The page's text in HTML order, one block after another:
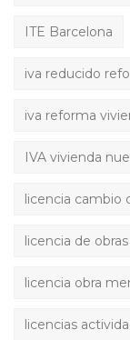
ITE Barcelona
iva reducido
iva reforma
IVA vivienda
licencia cambio
licencia de obras
licencia obra
licencias